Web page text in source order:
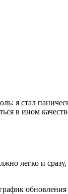
я стал
в ином
легко и
обновления